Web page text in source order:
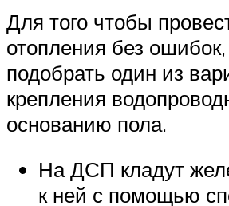
Для того чтобы
отопления без
подобрать один из
крепления
основанию пола.
На ДСП кладут
к ней с помощью